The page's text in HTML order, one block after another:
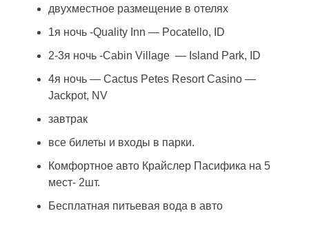
двухместное размещение в отелях
1я ночь -Quality Inn — Pocatello, ID
2-3я ночь -Cabin Village — Island Park, ID
4я ночь — Cactus Petes Resort Casino —
Jackpot, NV
завтрак
все билеты и входы в парки.
Комфортное авто Крайслер Пасифика на 5
мест- 2шт.
Бесплатная питьевая вода в авто